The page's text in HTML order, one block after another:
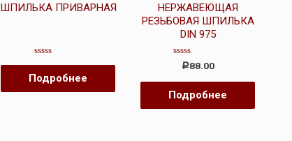
ШПИЛЬКА ПРИВАРНАЯ
Оценка
0
из
Подробнее
НЕРЖАВЕЮЩАЯ
РЕЗЬБОВАЯ ШПИЛЬКА
DIN 975
Оценка
из
5
Р88.00
Подробнее